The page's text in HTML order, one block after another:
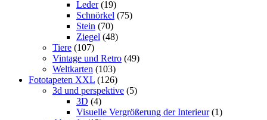
Leder (19)
Schnörkel (75)
Stein (70)
Ziegel (48)
Tiere (107)
Vintage und Retro (49)
Weltkarten (103)
Fototapeten XXL (126)
3d und perspektive (5)
3D (4)
Visuelle Vergrößerung der Interieur (1)